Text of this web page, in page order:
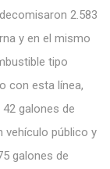
2.583
y en el mismo
tipo
con esta línea,
galones de
vehículo público y
galones de